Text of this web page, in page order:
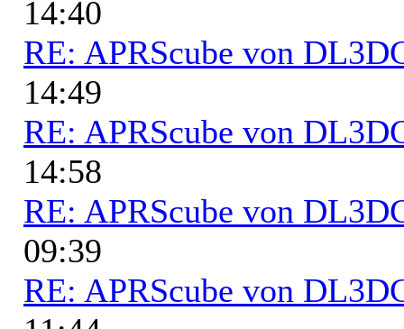
14:40
RE: APRScube von
14:49
RE: APRScube von
14:58
RE: APRScube von
09:39
RE: APRScube von